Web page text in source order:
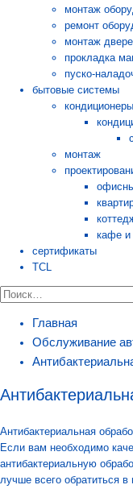
монтаж
ремонт
монтаж
прокладка
пуско-
бытовые системы
кондиционеры
монтаж
кафе и
сертификаты
TCL
Главная
Обслуживание
Антибактериальная
Если вам необходимо
антибактериальную
лучше всего обратиться